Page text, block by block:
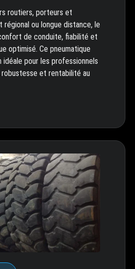
routiers, porteurs et
ou longue distance, le
de conduite, fiabilité et
optimisé. Ce pneumatique
pour les professionnels
et rentabilité au